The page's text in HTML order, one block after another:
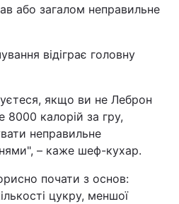
або загалом неправильне
відіграє головну
якщо ви не Леброн
калорій за гру,
неправильне
– каже шеф-кухар.
почати з основ:
цукру, меншої